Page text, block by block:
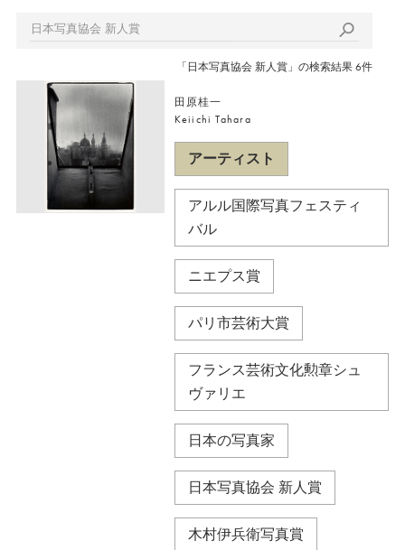
「日本写真協会 新人賞」の検索結果 6件
田原桂一
Keiichi Tahara
アーティスト
アルル国際写真フェスティ
バル
ニエプス賞
パリ市芸術大賞
フランス芸術文化勲章シュ
ヴァリエ
日本の写真家
日本写真協会 新人賞
木村伊兵衛写真賞